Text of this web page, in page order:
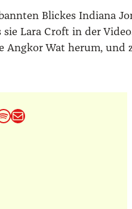
Bli­ckes India­na
sie Lara Croft in der
Ang­kor Wat her­um, und
E-Mail